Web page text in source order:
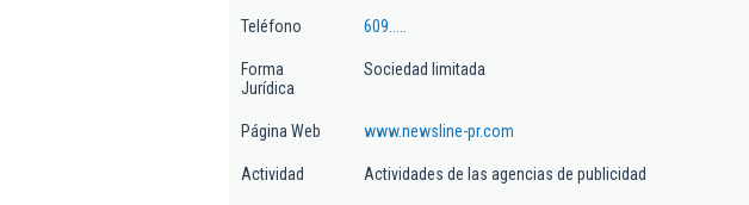
Teléfono 609.....
Forma
Jurídica
Sociedad limitada
Página Web www.newsline-pr.com
Actividad Actividades de las agencias de publicidad